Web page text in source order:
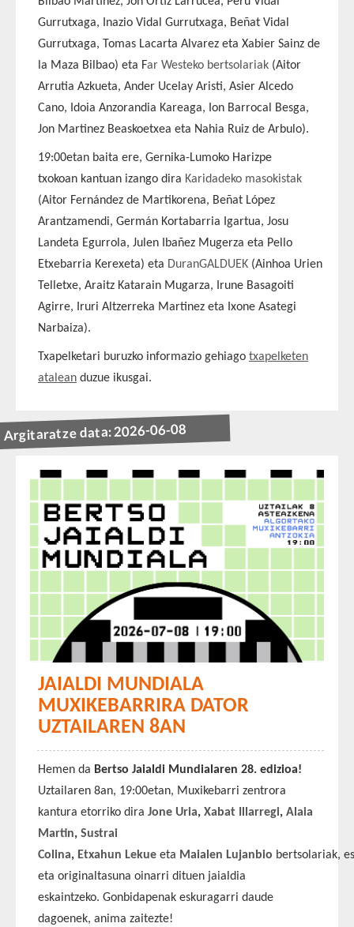
Gurrutxaga, Inazio Vidal Gurrutxaga, Beñat Vidal
Gurrutxaga, Tomas Lacarta Alvarez eta Xabier Sainz de
la Maza Bilbao) eta Far Westeko bertsolariak (Aitor
Arrutia Azkueta, Ander Ucelay Aristi, Asier Alcedo
Cano, Idoia Anzorandia Kareaga, Ion Barrocal Besga,
Jon Martinez Beaskoetxea eta Nahia Ruiz de Arbulo).
19:00etan baita ere, Gernika-Lumoko Harizpe
txokoan kantuan izango dira Karidadeko masokistak
(Aitor Fernández de Martikorena, Beñat López
Arantzamendi, Germán Kortabarria Igartua, Josu
Landeta Egurrola, Julen Ibañez Mugerza eta Pello
Etxebarria Kerexeta) eta DuranGALDUEK (Ainhoa Urien
Telletxe, Araitz Katarain Mugarza, Irune Basagoiti
Agirre, Iruri Altzerreka Martinez eta Ixone Asategi
Narbaiza).
Txapelketari buruzko informazio gehiago txapelketen
atalean duzue ikusgai.
Argitaratze data: 2026-06-08
JAIALDI MUNDIALA
MUXIKEBARRIRA DATOR
UZTAILAREN 8AN
Hemen da Bertso Jaialdi Mundialaren 28. edizioa!
Uztailaren 8an, 19:00etan, Muxikebarri zentrora
kantura etorriko dira Jone Uria, Xabat Illarregi, Alaia
Martin, Sustrai
Colina, Etxahun Lekue eta Maialen Lujanbio bertsolariak,
eta originaltasuna oinarri dituen jaialdia
eskaintzeko. Gonbidapenak eskuragarri daude
dagoenek, anima zaitezte!